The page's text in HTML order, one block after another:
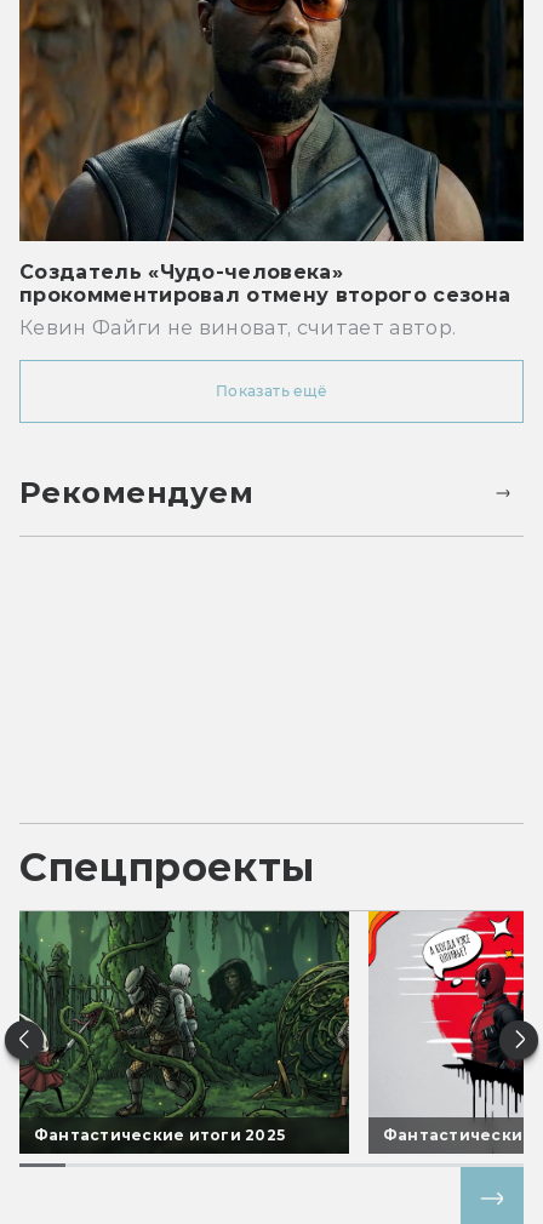
Создатель «Чудо-человека»
прокомментировал отмену второго сезона
Кевин Файги не виноват, считает автор.
Показать ещё
Рекомендуем
Спецпроекты
Фантастические итоги 2025 Фантастические